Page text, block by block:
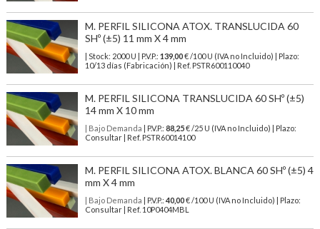
M. PERFIL SILICONA ATOX. TRANSLUCIDA 60
SHº (±5) 11 mm X 4 mm
| Stock: 2000 U | P.V.P.: 139,00€/100 U (IVA no Incluido)
| Plazo:
10/13 días (Fabricación) | Ref. PSTR600110040
M. PERFIL SILICONA TRANSLUCIDA 60 SHº (±5)
14 mm X 10 mm
| Bajo Demanda | P.V.P.: 88,25€ /25 U (IVA no Incluido) | Plazo:
Consultar | Ref. PSTR60014100
M. PERFIL SILICONA ATOX. BLANCA 60 SHº (±5) 4
mm X 4 mm
| Bajo Demanda | P.V.P.: 40,00€ /100 U (IVA no Incluido) | Plazo:
Consultar | Ref. 10P0404MBL